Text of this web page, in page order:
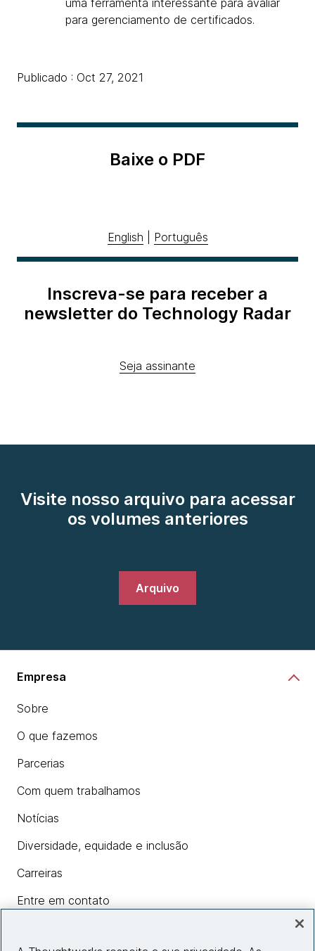
uma ferramenta interessante para avaliar
para gerenciamento de certificados.
Publicado : Oct 27, 2021
Baixe o PDF
English Português
Inscreva-se para receber a
newsletter do Technology Radar
Seja assinante
Visite nosso arquivo para acessar
os volumes anteriores
Arquivo
Empresa
Sobre
O que fazemos
Parcerias
Com quem trabalhamos
Notícias
Diversidade, equidade e inclusão
Carreiras
Entre em contato